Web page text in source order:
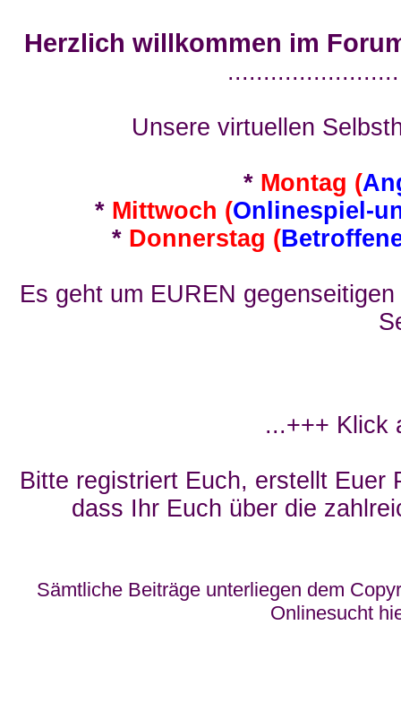
Herzlich willkommen im
Unsere virtuellen
* Montag (
* Mittwoch (Onlinespiel-
* Donnerstag (
Es geht um EUREN
...+++ Klick
Bitte registriert Euch, erstellt Euer
dass Ihr Euch über die
Sämtliche Beiträge unterliegen dem
Onlinesucht